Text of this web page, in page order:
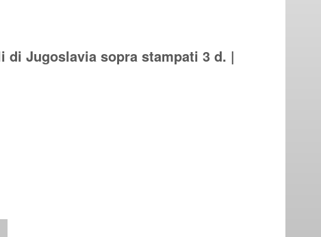
di Jugoslavia sopra stampati 3 d. |